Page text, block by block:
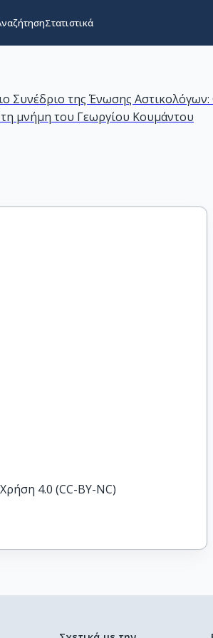
Στατιστικά
Συνέδριο της Ένωσης
μνήμη του Γεωργίου Κουμάντου
4.0 (CC-BY-NC)